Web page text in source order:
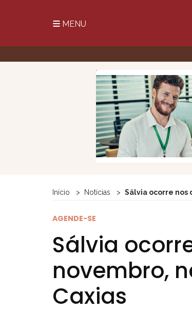
MENU
Início Notícias Sálvia ocorre nos
AGENDE-SE
Sálvia
novembro,
Caxias